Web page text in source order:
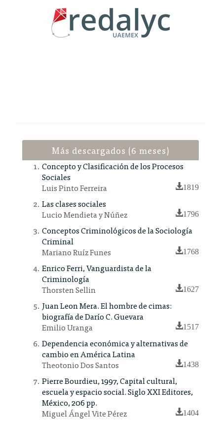
Más descargados (6 meses)
Concepto y Clasificación de los Procesos
Sociales
Luis Pinto Ferreira
1819
Las clases sociales
Lucio Mendieta y Núñez
1796
Conceptos Criminológicos de la Sociología
Criminal
Mariano Ruíz Funes
1768
Enrico Ferri, Vanguardista de la
Criminología
Thorsten Sellin
1627
Juan Leon Mera. El hombre de cimas:
biografía de Darío C. Guevara
Emilio Uranga
1517
Dependencia económica y alternativas de
cambio en América Latina
Theotonio Dos Santos
1438
Pierre Bourdieu, 1997, Capital cultural,
escuela y espacio social. Siglo XXI Editores,
México, 206 pp.
Miguel Ángel Vite Pérez
1404